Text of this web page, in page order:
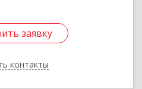
заявку
контакты
заявку